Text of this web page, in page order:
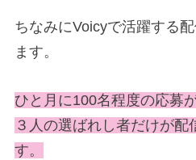
ちなみにVoicyで活躍する
ます。
ひと月に100名程度の応募
３人の選ばれし者だけが配
す。